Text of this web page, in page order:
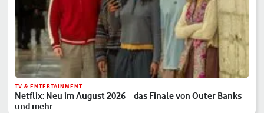
TV & ENTERTAINMENT
Netflix: Neu im August 2026 – das Finale von Outer Banks
und mehr